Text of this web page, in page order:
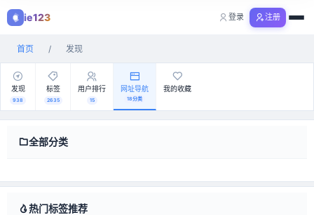
ie123
全部分类
登录 注册
首页 / 发现
发现
938
标签
2635
用户排行
15
网址导航
18分类
我的收藏
全部分类
热门标签推荐